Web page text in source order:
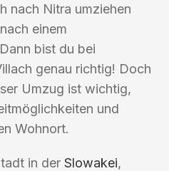
nach Nitra umziehen
einem
bist du bei
genau richtig! Doch
Umzug ist wichtig,
und
Wohnort.
in der Slowakei,